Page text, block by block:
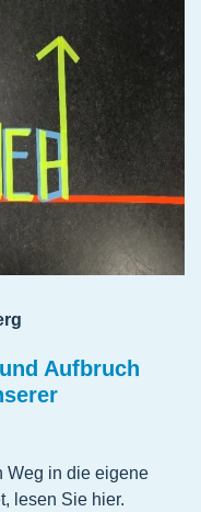
Aufbruch
Weg in die eigene
lesen Sie hier.